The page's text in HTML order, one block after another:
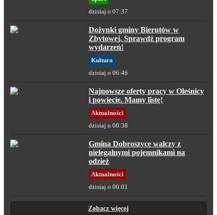
dzisiaj o 07:37
Dożynki gminy Bierutów w
Zbytowej. Sprawdź program
wydarzeń!
Kultura
dzisiaj o 06:46
Najnowsze oferty pracy w Oleśnicy
i powiecie. Mamy listę!
Aktualności
dzisiaj o 06:38
Gmina Dobroszyce walczy z
nielegalnymi pojemnikami na
odzież
Aktualności
dzisiaj o 00:01
Zobacz więcej